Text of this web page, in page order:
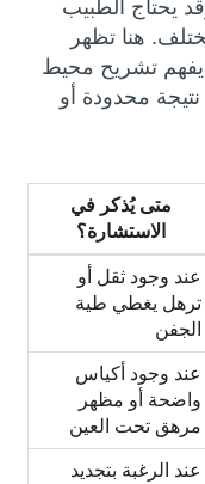
يحتاج الطبيب
هنا تظهر
يفهم تشريح محيط
محدودة أو
متى يُذكر في
الاستشارة؟
عند وجود ثقل أو
ترهل يغطي طية
الجفن
عند وجود أكياس
واضحة أو مظهر
مرهق تحت العين
عند الرغبة بتجديد